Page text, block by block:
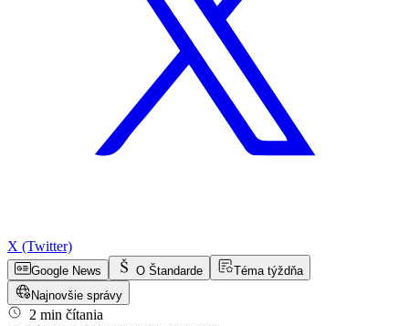
X (Twitter)
Google News O Štandarde
Téma týždňa
Najnovšie správy
2 min čítania